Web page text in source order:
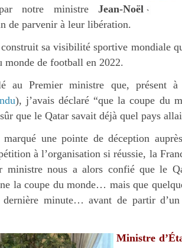
notre ministre Jean-Noël
de parvenir à leur libération.
sa visibilité sportive mondiale
monde de football en 2022.
au Premier ministre que, présent à
), j’avais déclaré “que la coupe du
que le Qatar savait déjà quel pays
une pointe de déception
à l’organisation si réussie, la
ministre nous a alors confié que le
la coupe du monde… mais que
dernière minute… avant de partir
Ministre